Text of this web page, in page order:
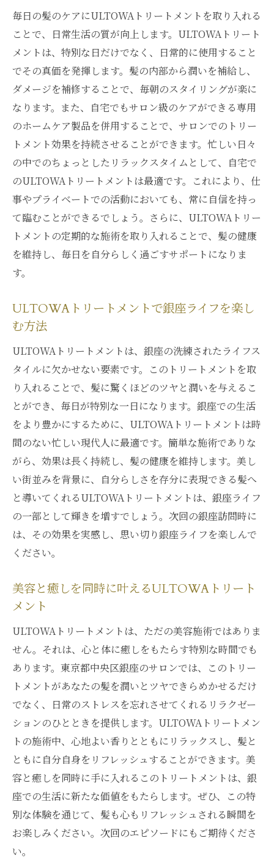
毎日の髪のケアにULTOWAトリートメントを取り入れる
ことで、日常生活の質が向上します。ULTOWAトリート
メントは、特別な日だけでなく、日常的に使用すること
でその真価を発揮します。髪の内部から潤いを補給し、
ダメージを補修することで、毎朝のスタイリングが楽に
なります。また、自宅でもサロン級のケアができる専用
のホームケア製品を併用することで、サロンでのトリー
トメント効果を持続させることができます。忙しい日々
の中でのちょっとしたリラックスタイムとして、自宅で
のULTOWAトリートメントは最適です。これにより、仕
事やプライベートでの活動においても、常に自信を持っ
て臨むことができるでしょう。さらに、ULTOWAトリー
トメントの定期的な施術を取り入れることで、髪の健康
を維持し、毎日を自分らしく過ごすサポートになりま
す。
ULTOWAトリートメントで銀座ライフを楽し
む方法
ULTOWAトリートメントは、銀座の洗練されたライフス
タイルに欠かせない要素です。このトリートメントを取
り入れることで、髪に驚くほどのツヤと潤いを与えるこ
とができ、毎日が特別な一日になります。銀座での生活
をより豊かにするために、ULTOWAトリートメントは時
間のない忙しい現代人に最適です。簡単な施術でありな
がら、効果は長く持続し、髪の健康を維持します。美し
い街並みを背景に、自分らしさを存分に表現できる髪へ
と導いてくれるULTOWAトリートメントは、銀座ライフ
の一部として輝きを増すでしょう。次回の銀座訪問時に
は、その効果を実感し、思い切り銀座ライフを楽しんで
ください。
美容と癒しを同時に叶えるULTOWAトリート
メント
ULTOWAトリートメントは、ただの美容施術ではありま
せん。それは、心と体に癒しをもたらす特別な時間でも
あります。東京都中央区銀座のサロンでは、このトリー
トメントがあなたの髪を潤いとツヤできらめかせるだけ
でなく、日常のストレスを忘れさせてくれるリラクゼー
ションのひとときを提供します。ULTOWAトリートメン
トの施術中、心地よい香りとともにリラックスし、髪と
ともに自分自身をリフレッシュすることができます。美
容と癒しを同時に手に入れるこのトリートメントは、銀
座での生活に新たな価値をもたらします。ぜひ、この特
別な体験を通じて、髪も心もリフレッシュされる瞬間を
お楽しみください。次回のエピソードにもご期待くださ
い。